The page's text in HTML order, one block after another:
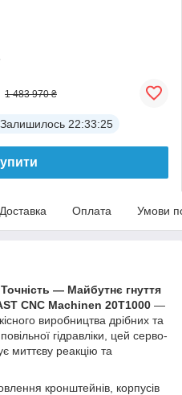
1 483 970 ₴
Залишилось 22:33:25
Доставка Оплата Умови
— Майбутнє гнуття
CNC Machinen 20T1000 —
виробництва дрібних та
гідравліки, цей серво-
миттєву реакцію та
кронштейнів, корпусів